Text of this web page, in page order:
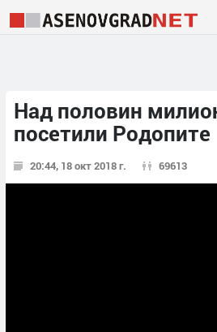
Над половин
посетили Родопите
20:44, 18 окт 2018 г. 69613